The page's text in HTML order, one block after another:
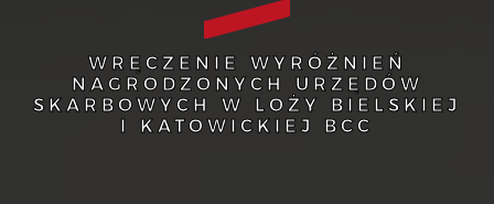
WRĘCZENIE WYRÓŻNIEŃ
NAGRODZONYCH URZĘDÓW
SKARBOWYCH W LOŻY BIELSKIEJ
I KATOWICKIEJ BCC